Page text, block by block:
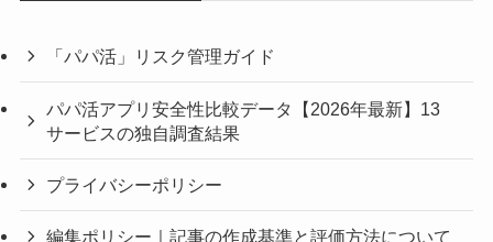
「パパ活」リスク管理ガイド
パパ活アプリ安全性比較データ【2026年最新】13
サービスの独自調査結果
プライバシーポリシー
編集ポリシー｜記事の作成基準と評価方法について